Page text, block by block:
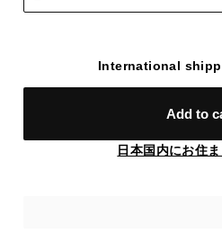
International
Add to
日本国内にお住